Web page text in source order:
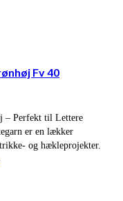
Fv 40
– Perfekt til Lettere
er en lækker
og hækleprojekter.